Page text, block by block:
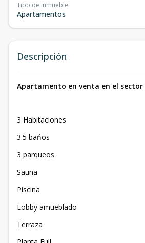
Tipo de inmueble:
Apartamentos
Descripción
Apartamento en venta en el
3 Habitaciones
3.5 bańos
3 parqueos
Sauna
Piscina
Lobby amueblado
Terraza